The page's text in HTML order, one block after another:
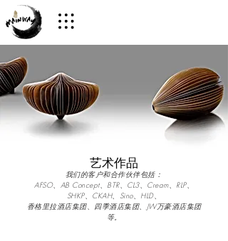
艺术作品
我们的客户和合作伙伴包括：
AFSO、AB Concept、BTR、CL3、Cream、RLP、
SHKP、CKAH、Sino、HLD、
香格里拉酒店集团、四季酒店集团、JW万豪酒店集团
等。